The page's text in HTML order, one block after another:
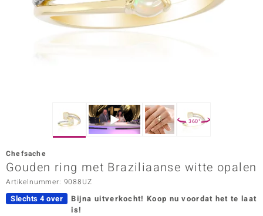
Vogue
in Italy
360°
Chefsache
Gouden ring met Braziliaanse witte opalen
Artikelnummer: 9088UZ
Slechts 4 over Bijna uitverkocht! Koop nu voordat het te laat
is!